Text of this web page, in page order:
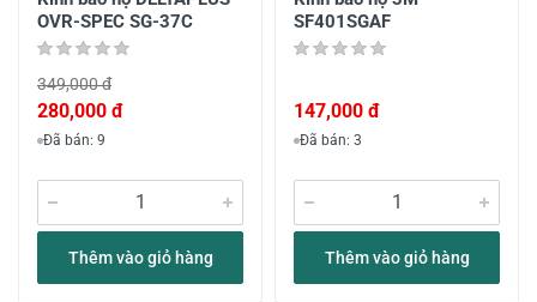
OVR-SPEC SG-37C
349,000 đ
280,000 đ
Đã bán: 9
Thêm vào giỏ hàng
SF401SGAF
147,000 đ
Đã bán: 3
Thêm vào giỏ hàng